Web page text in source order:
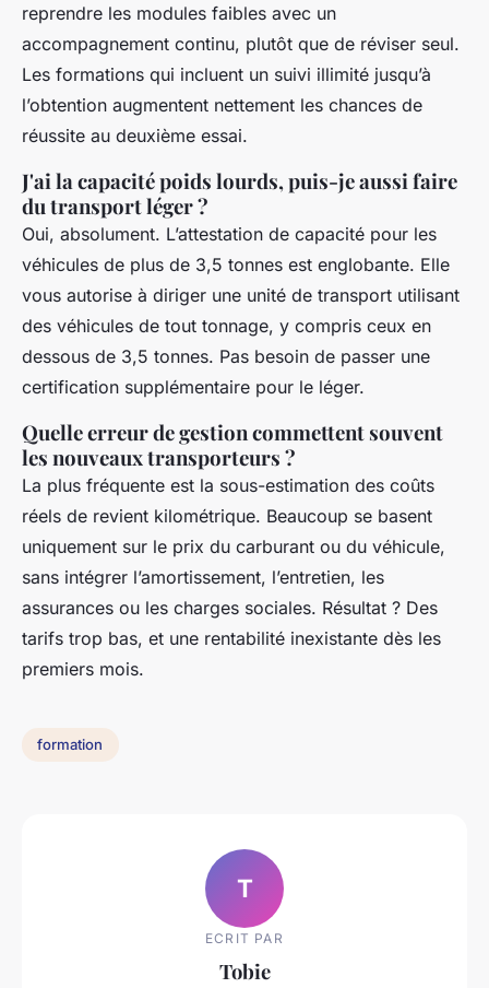
reprendre les modules faibles avec un
accompagnement continu, plutôt que de réviser seul.
Les formations qui incluent un suivi illimité jusqu’à
l’obtention augmentent nettement les chances de
réussite au deuxième essai.
J'ai la capacité poids lourds, puis-je aussi faire
du transport léger ?
Oui, absolument. L’attestation de capacité pour les
véhicules de plus de 3,5 tonnes est englobante. Elle
vous autorise à diriger une unité de transport utilisant
des véhicules de tout tonnage, y compris ceux en
dessous de 3,5 tonnes. Pas besoin de passer une
certification supplémentaire pour le léger.
Quelle erreur de gestion commettent souvent
les nouveaux transporteurs ?
La plus fréquente est la sous-estimation des coûts
réels de revient kilométrique. Beaucoup se basent
uniquement sur le prix du carburant ou du véhicule,
sans intégrer l’amortissement, l’entretien, les
assurances ou les charges sociales. Résultat ? Des
tarifs trop bas, et une rentabilité inexistante dès les
premiers mois.
formation
T
ECRIT PAR
Tobie